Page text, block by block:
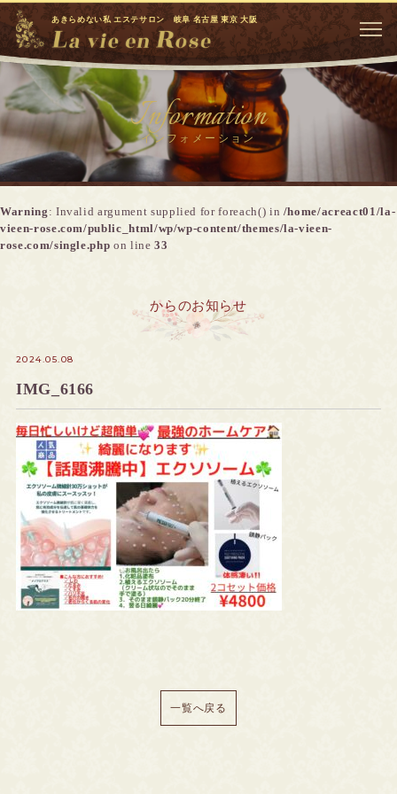
あきらめない私 エステサロン 岐阜 名古屋 東京 大阪
Information
インフォメーション
Warning : Invalid argument supplied for foreach() in /home/acreact01/la-
vieen-rose.com/public_html/wp/wp-content/themes/la-vieen-
rose.com/single.php on line33
からのお知らせ
2024.05.08
IMG_6166
一覧へ戻る